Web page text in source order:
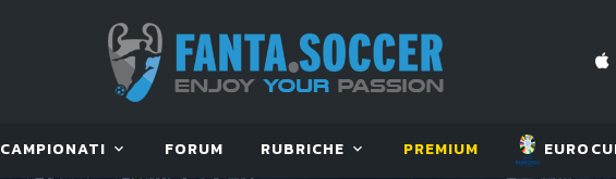
CAMPIONATI FORUM RUBRICHE PREMIUM